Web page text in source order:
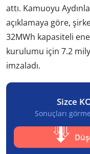
attı. Kamuoyu
açıklamaya göre,
32MWh kapasiteli
kurulumu için 7.2
imzaladı.
Sizce
Sonuçları